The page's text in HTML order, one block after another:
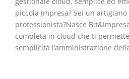
piccola impresa? Sei un
professionista?Nasce
completa in cloud che ti
semplicità l’amministrazione